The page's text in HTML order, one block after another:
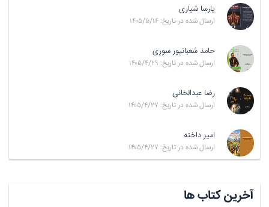
پارسا شیاری
ارسال شده در تاریخ: ۱۴۰۵/۵/۱۴
حامد شعبانپور سوری
ارسال شده در تاریخ: ۱۴۰۵/۴/۲۹
رضا عبدالخانی
ارسال شده در تاریخ: ۱۴۰۵/۴/۲۷
امیر داخته
ارسال شده در تاریخ: ۱۴۰۵/۴/۲۷
آخرین کتاب ها